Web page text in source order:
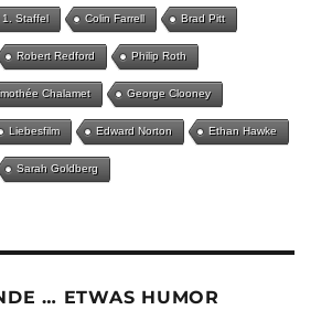
1. Staffel Colin Farrell Brad Pitt
Robert Redford Philip Roth
Chalamet George Clooney
Liebesfilm Edward Norton Ethan Hawke
Sarah Goldberg
… ETWAS HUMOR